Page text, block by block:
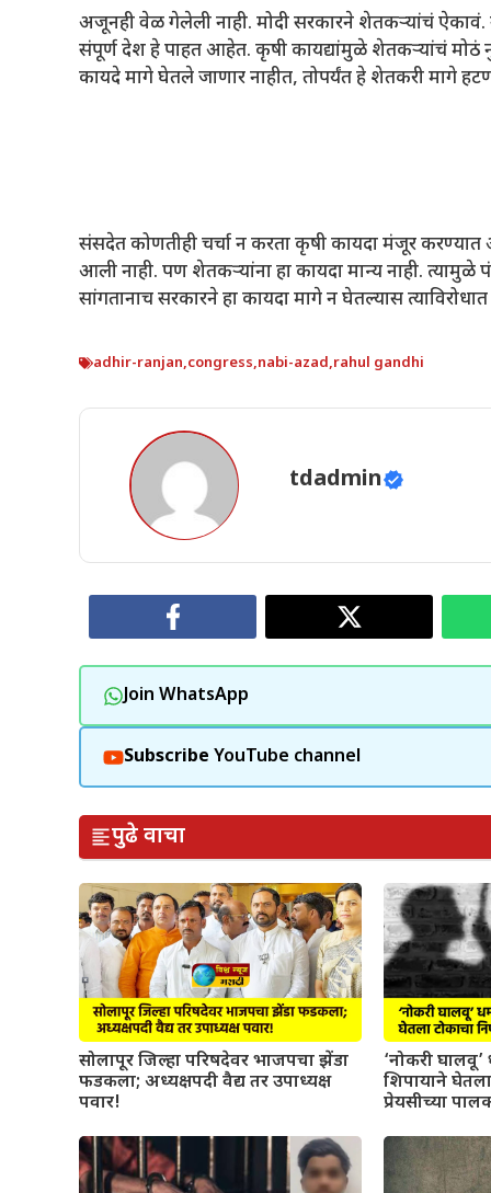
अजूनही वेळ गेलेली नाही. मोदी सरकारने शेतकऱ्यांचं
संपूर्ण देश हे पाहत आहेत. कृषी कायद्यांमुळे शेतकऱ्यांचं
कायदे मागे घेतले जाणार नाहीत, तोपर्यंत हे शेतकरी मागे
संसदेत कोणतीही चर्चा न करता कृषी कायदा मंजूर
आली नाही. पण शेतकऱ्यांना हा कायदा मान्य नाही.
सांगतानाच सरकारने हा कायदा मागे न घेतल्यास
adhir-ranjan,congress,nabi-azad,rahul gandhi
tdadmin
Join WhatsApp
Subscribe YouTube channel
पुढे वाचा
सोलापूर जिल्हा परिषदेवर भाजपचा झेंडा
फडकला; अध्यक्षपदी वैद्य तर उपाध्यक्ष
पवार!
‘नोकरी
शिपायाने
प्रेयसीच्या